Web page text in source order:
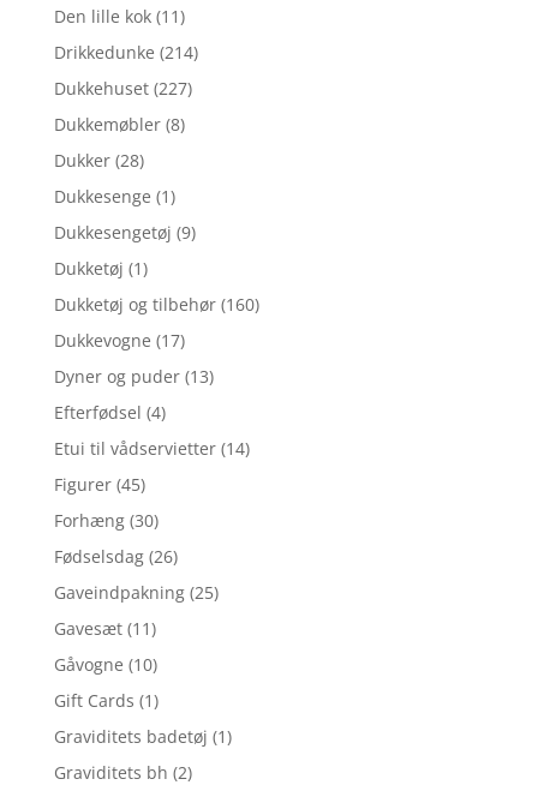
Den lille kok (11)
Drikkedunke (214)
Dukkehuset (227)
Dukkemøbler (8)
Dukker (28)
Dukkesenge (1)
Dukkesengetøj (9)
Dukketøj (1)
Dukketøj og tilbehør (160)
Dukkevogne (17)
Dyner og puder (13)
Efterfødsel (4)
Etui til vådservietter (14)
Figurer (45)
Forhæng (30)
Fødselsdag (26)
Gaveindpakning (25)
Gavesæt (11)
Gåvogne (10)
Gift Cards (1)
Graviditets badetøj (1)
Graviditets bh (2)